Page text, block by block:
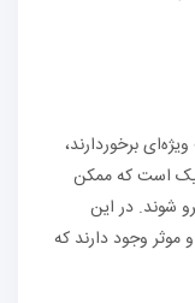
برخوردارند،
است که ممکن
شوند. در این
موثر وجود دارند که